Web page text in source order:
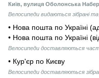
Київ, вулиця Оболонська
Велосипеди видаються зібрані
• Нова пошта по Україні
• Нова пошта по Україні
Велосипеди доставляються
• Кур'єр по Києву
Велосипеди доставляються